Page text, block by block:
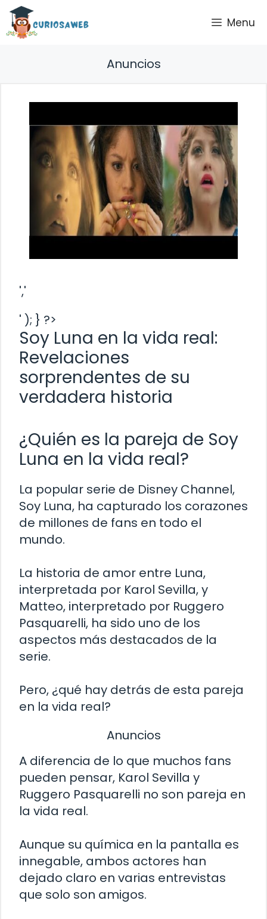
Saltar
contenido
Menu
Anuncios
','
' ); } ?>
Soy Luna en la vida real:
Revelaciones
sorprendentes de su
verdadera historia
¿Quién es la pareja de Soy
Luna en la vida real?
La popular serie de Disney Channel,
Soy Luna, ha capturado los corazones
de millones de fans en todo el
mundo.
La historia de amor entre Luna,
interpretada por Karol Sevilla, y
Matteo, interpretado por Ruggero
Pasquarelli, ha sido uno de los
aspectos más destacados de la
serie.
Pero, ¿qué hay detrás de esta pareja
en la vida real?
Anuncios
A diferencia de lo que muchos fans
pueden pensar, Karol Sevilla y
Ruggero Pasquarelli no son pareja en
la vida real.
Aunque su química en la pantalla es
innegable, ambos actores han
dejado claro en varias entrevistas
que solo son amigos.